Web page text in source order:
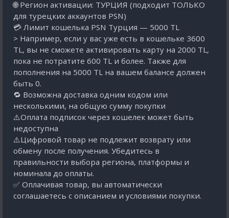
🌐 Регион активации: ТУРЦИЯ (подходит ТОЛЬКО
для турецких аккаунтов PSN)
💳 Лимит кошелька PSN Турция — 5000 TL
> Например, если у вас уже есть в кошельке 3600
TL, вы не сможете активировать карту на 2000 TL,
пока не потратите 600 TL и более. Также для
пополнения на 5000 TL на вашем балансе должен
быть 0.
🔁 Возможна доставка одним кодом или
несколькими, на общую сумму покупки
⚠️Оплата подписок через кошелек может быть
недоступна
⚠️Цифровой товар не подлежит возврату или
обмену после получения. Убедитесь в
правильности выбора региона, платформы и
номинала до оплаты.
✅ Оплачивая товар, вы автоматически
соглашаетесь с описанием и условиями покупки.